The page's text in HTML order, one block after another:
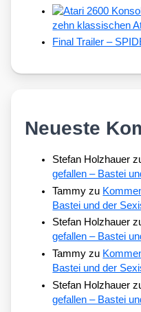
zehn klassischen
Final Trailer –
Neueste
Stefan Holzhauer
gefallen – Bastei
Tammy zu
Bastei und der
Stefan Holzhauer
gefallen – Bastei
Tammy zu
Bastei und der
Stefan Holzhauer
gefallen – Bastei